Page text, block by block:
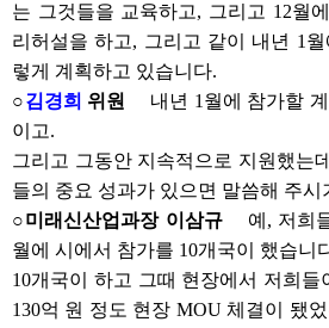
는 그것들을 교육하고, 그리고 12월
리허설을 하고, 그리고 같이 내년 1
렇게 계획하고 있습니다.
○김경희 위원
내년 1월에 참가할
이고.
그리고 그동안 지속적으로 지원했는
들의 중요 성과가 있으면 말씀해 주시
○미래신산업과장 이삼규
예, 저희
월에 시에서 참가를 10개국이 했습니
10개국이 하고 그때 현장에서 저희
130억 원 정도 현장 MOU 체결이 됐